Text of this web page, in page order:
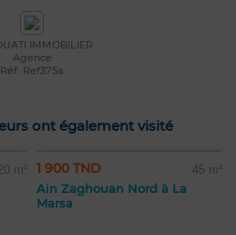
IMMOBILIER
Agence
Réf: Ref375a
ont également visité
m² 1 900 TND 45 m²
Ain Zaghouan Nord à La
Marsa